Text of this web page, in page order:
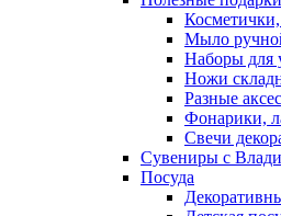
Мыло
Наборы для
Ножи
Разные
Фонарики,
Свечи
Сувениры с
Посуда